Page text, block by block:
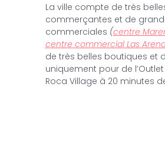
La ville compte de très
commerçantes et de
commerciales (centre
centre commercial Las
de très belles boutiques et
uniquement pour de
Roca Village à 20 minutes